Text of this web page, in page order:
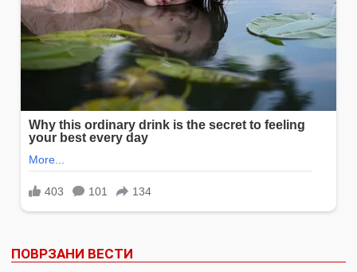
ПОВРЗАНИ ВЕСТИ